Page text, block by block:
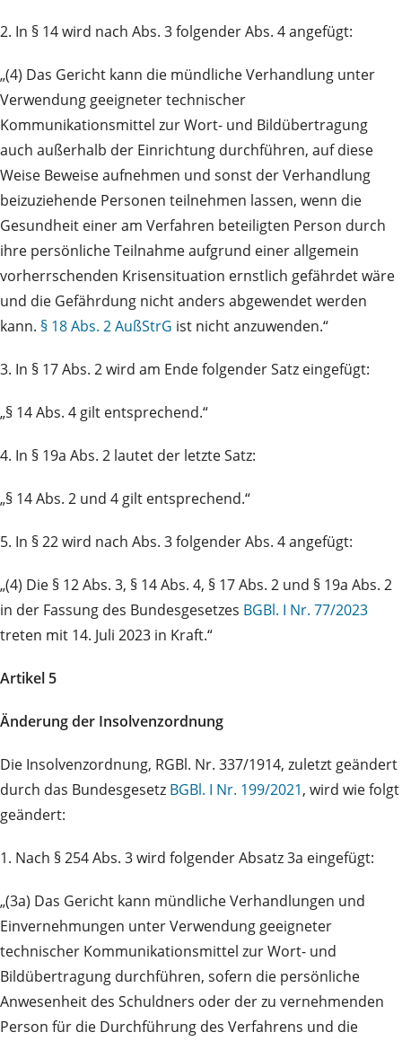
2. In § 14 wird nach Abs. 3 folgender Abs. 4 angefügt:
„(4) Das Gericht kann die mündliche Verhandlung unter
Verwendung geeigneter technischer
Kommunikationsmittel zur Wort- und Bildübertragung
auch außerhalb der Einrichtung durchführen, auf diese
Weise Beweise aufnehmen und sonst der Verhandlung
beizuziehende Personen teilnehmen lassen, wenn die
Gesundheit einer am Verfahren beteiligten Person durch
ihre persönliche Teilnahme aufgrund einer allgemein
vorherrschenden Krisensituation ernstlich gefährdet wäre
und die Gefährdung nicht anders abgewendet werden
kann. § 18 Abs. 2 AußStrG ist nicht anzuwenden.“
3. In § 17 Abs. 2 wird am Ende folgender Satz eingefügt:
„§ 14 Abs. 4 gilt entsprechend.“
4. In § 19a Abs. 2 lautet der letzte Satz:
„§ 14 Abs. 2 und 4 gilt entsprechend.“
5. In § 22 wird nach Abs. 3 folgender Abs. 4 angefügt:
„(4) Die § 12 Abs. 3, § 14 Abs. 4, § 17 Abs. 2 und § 19a Abs. 2
in der Fassung des Bundesgesetzes BGBl. I Nr. 77/2023
treten mit 14. Juli 2023 in Kraft.“
Artikel 5
Änderung der Insolvenzordnung
Die Insolvenzordnung, RGBl. Nr. 337/1914, zuletzt geändert
durch das Bundesgesetz BGBl. I Nr. 199/2021, wird wie folgt
geändert:
1. Nach § 254 Abs. 3 wird folgender Absatz 3a eingefügt:
„(3a) Das Gericht kann mündliche Verhandlungen und
Einvernehmungen unter Verwendung geeigneter
technischer Kommunikationsmittel zur Wort- und
Bildübertragung durchführen, sofern die persönliche
Anwesenheit des Schuldners oder der zu vernehmenden
Person für die Durchführung des Verfahrens und die